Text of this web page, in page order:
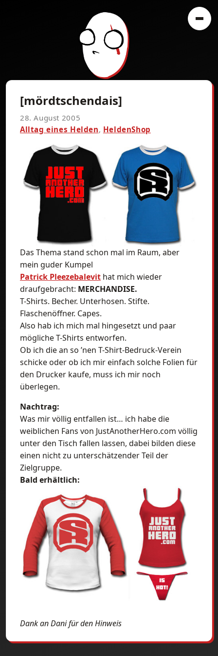
[mördtschendais]
28. August 2005
Alltag eines Helden, HeldenShop
Das Thema stand schon mal im Raum, aber
mein guder Kumpel
Patrick Pleezebalevit hat mich wieder
draufgebracht: MERCHANDISE.
T-Shirts. Becher. Unterhosen. Stifte.
Flaschenöffner. Capes.
Also hab ich mich mal hingesetzt und paar
mögliche T-Shirts entworfen.
Ob ich die an so ’nen T-Shirt-Bedruck-Verein
schicke oder ob ich mir einfach solche Folien für
den Drucker kaufe, muss ich mir noch
überlegen.
Nachtrag:
Was mir völlig entfallen ist… ich habe die
weiblichen Fans von JustAnotherHero.com völlig
unter den Tisch fallen lassen, dabei bilden diese
einen nicht zu unterschätzender Teil der
Zielgruppe.
Bald erhältlich:
Dank an Dani für den Hinweis